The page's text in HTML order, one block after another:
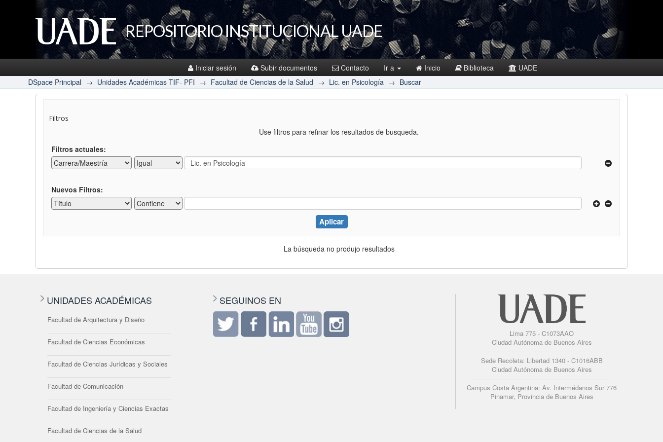
REPOSITORIO INSTITUCIONAL UADE
Iniciar sesión Subir documentos Contacto Ir a Inicio Biblioteca
UADE
DSpace Principal → Unidades Académicas TIF- PFI → Facultad de Ciencias de la Salud → Lic. en Psicología → Buscar
Filtros
Use filtros para refinar los resultados de busqueda.
Filtros actuales:
Nuevos Filtros:
La búsqueda no produjo resultados
UNIDADES ACADÉMICAS
Facultad de Arquitectura y Diseño
Facultad de Ciencias Económicas
Facultad de Ciencias Jurídicas y Sociales
Facultad de Comunicación
Facultad de Ingeniería y Ciencias Exactas
Facultad de Ciencias de la Salud
SEGUINOS EN
Lima 775 - C1073AAO
Ciudad Autónoma de Buenos Aires
Sede Recoleta: Libertad 1340 - C1016ABB
Ciudad Autónoma de Buenos Aires
Campus Costa Argentina: Av. Intermédanos Sur 776
Pinamar, Provincia de Buenos Aires